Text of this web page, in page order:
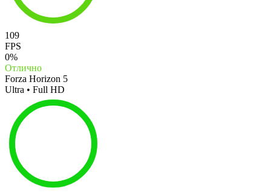
109
FPS
0%
Отлично
Forza Horizon 5
Ultra • Full HD